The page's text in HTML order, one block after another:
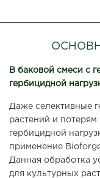
В баковой смеси с
гербицидной
Даже селективные
растений и
гербицидной
применение
Данная обработка
для культурных